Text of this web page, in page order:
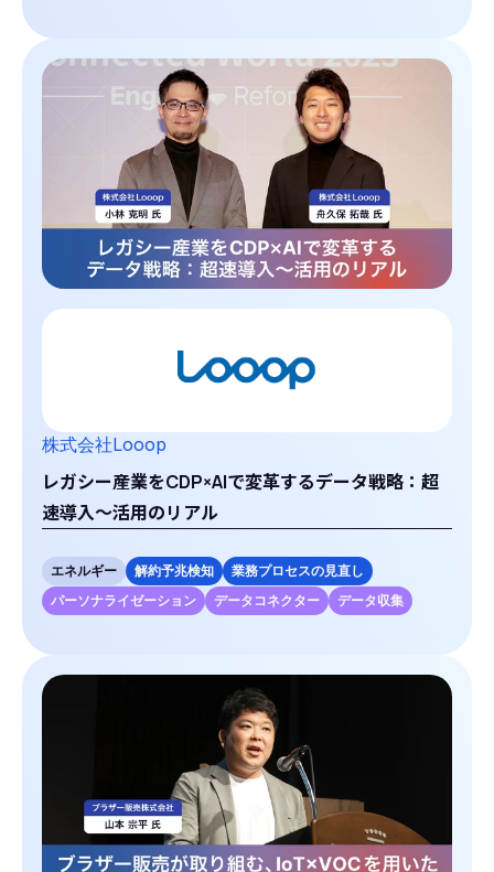
株式会社Looop
レガシー産業をCDP×AIで変革するデータ戦略：超
速導入～活用のリアル
エネルギー 解約予兆検知
業務プロセスの見直し
パーソナライゼーション
データコネクター データ収集